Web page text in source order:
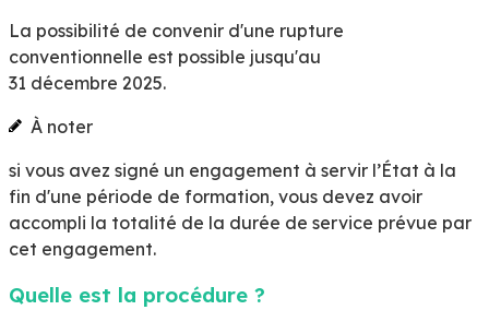
La possibilité de convenir d'une rupture
conventionnelle est possible jusqu'au
31 décembre 2025.
À noter
si vous avez signé un engagement à servir l’État à la
fin d'une période de formation, vous devez avoir
accompli la totalité de la durée de service prévue par
cet engagement.
Quelle est la procédure ?